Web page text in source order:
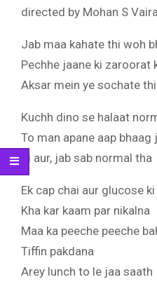
directed by Mohan S
Jab maa kahate thi woh
Pechhe jaane ki zaroorat
Aksar mein ye sochate
Kuchh dino se halaat
To man apane aap bhaag
Ki aur, jab sab normal tha
Ek cap chai aur glucose
Kha kar kaam par nikalna
Maa ka peeche peeche
Tiffin pakdana
Arey lunch to le jaa saath